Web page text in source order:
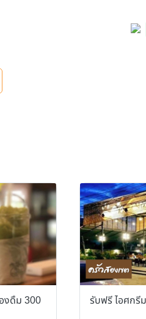
งดื่ม 300 รับฟรี ไอศกรี